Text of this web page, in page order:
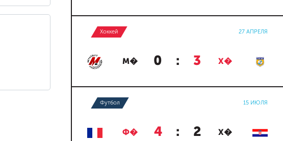
Хоккей 27 АПРЕЛЯ
М� 0 : 3 Х�
Футбол 15 ИЮЛЯ
Ф� 4 : 2 Х�